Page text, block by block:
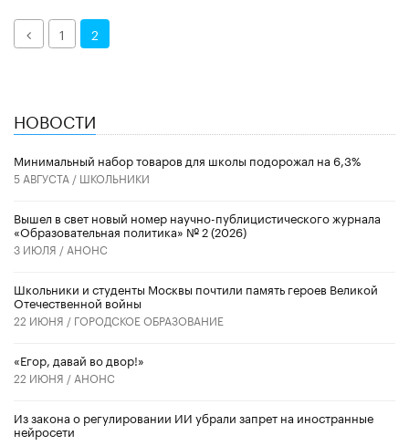
Назад1 2
НОВОСТИ
Минимальный набор товаров для школы подорожал на 6,3%
5 АВГУСТА / ШКОЛЬНИКИ
Вышел в свет новый номер научно-публицистического журнала
«Образовательная политика» № 2 (2026)
3 ИЮЛЯ / АНОНС
Школьники и студенты Москвы почтили память героев Великой
Отечественной войны
22 ИЮНЯ / ГОРОДСКОЕ ОБРАЗОВАНИЕ
«Егор, давай во двор!»
22 ИЮНЯ / АНОНС
Из закона о регулировании ИИ убрали запрет на иностранные
нейросети